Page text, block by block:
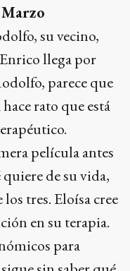
su vecino,
llega por
parece que
rato que está
película antes
de su vida,
tres. Eloísa cree
en su terapia.
para